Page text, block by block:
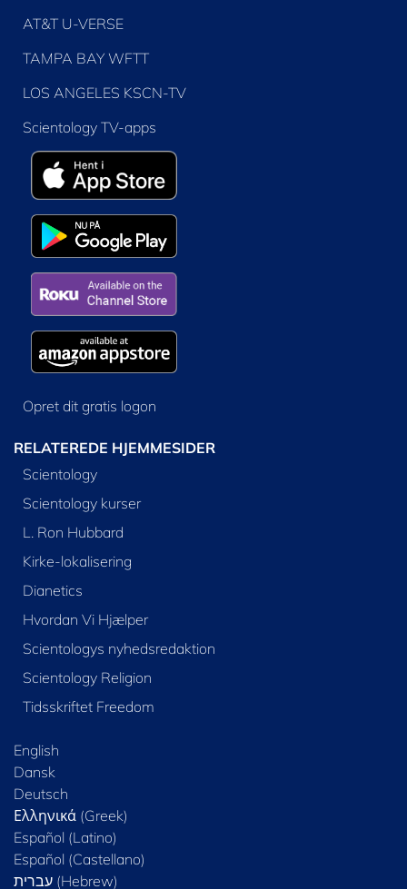
AT&T U-VERSE
TAMPA BAY WFTT
LOS ANGELES KSCN-TV
Scientology TV-apps
Opret dit gratis logon
RELATEREDE HJEMMESIDER
Scientology
Scientology kurser
L. Ron Hubbard
Kirke-lokalisering
Dianetics
Hvordan Vi Hjælper
Scientologys nyhedsredaktion
Scientology Religion
Tidsskriftet Freedom
English
Dansk
Deutsch
Ελληνικά (Greek)
Español (Latino)
Español (Castellano)